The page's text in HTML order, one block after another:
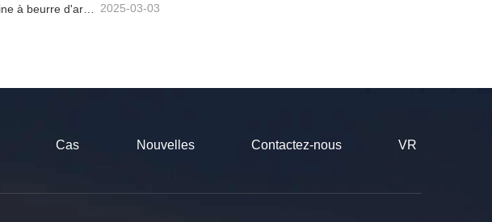
Les avantages de la machine à beurre d'arachide en pierre 2025-03-03
Cas Nouvelles Contactez-nous VR